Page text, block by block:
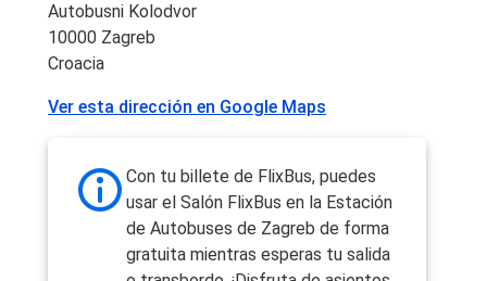
Autobusni Kolodvor
10000 Zagreb
Croacia
Ver esta dirección en Google Maps
Con tu billete de FlixBus, puedes
usar el Salón FlixBus en la Estación
de Autobuses de Zagreb de forma
gratuita mientras esperas tu salida